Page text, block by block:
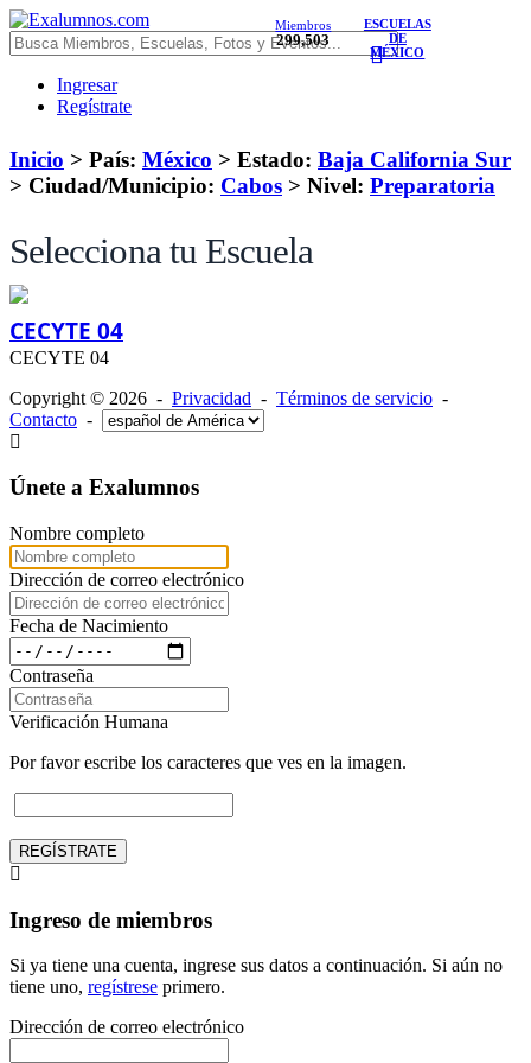
Miembros
299,503
ESCUELAS
DE
MÉXICO
Ingresar
Regístrate
Inicio > País: México > Estado: Baja California Sur
> Ciudad/Municipio: Cabos > Nivel: Preparatoria
Selecciona tu Escuela
CECYTE 04
CECYTE 04
Copyright © 2026 - Privacidad - Términos de servicio -
Contacto -
Únete a Exalumnos
Nombre completo
Dirección de correo electrónico
Fecha de Nacimiento
Contraseña
Verificación Humana
Por favor escribe los caracteres que ves en la imagen.
REGÍSTRATE
Ingreso de miembros
Si ya tiene una cuenta, ingrese sus datos a continuación. Si aún no
tiene uno, regístrese primero.
Dirección de correo electrónico